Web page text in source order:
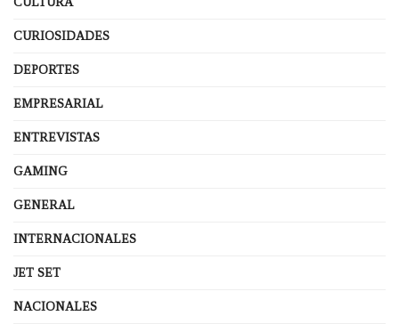
CURIOSIDADES
DEPORTES
EMPRESARIAL
ENTREVISTAS
GAMING
GENERAL
INTERNACIONALES
JET SET
NACIONALES